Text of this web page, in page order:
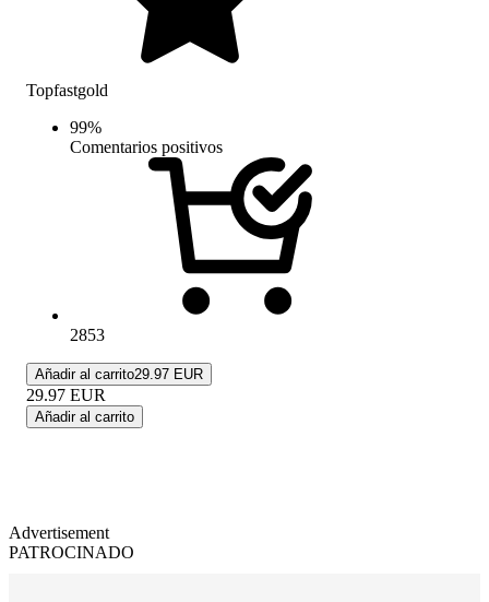
Topfastgold
99%
Comentarios positivos
2853
Añadir al carrito29.97 EUR
29.97 EUR
Añadir al carrito
Advertisement
PATROCINADO